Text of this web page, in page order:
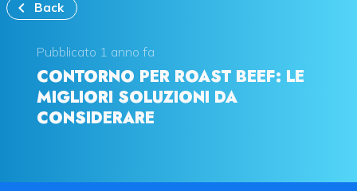
Back
Pubblicato 1 anno fa
CONTORNO PER ROAST BEEF: LE
MIGLIORI SOLUZIONI DA
CONSIDERARE